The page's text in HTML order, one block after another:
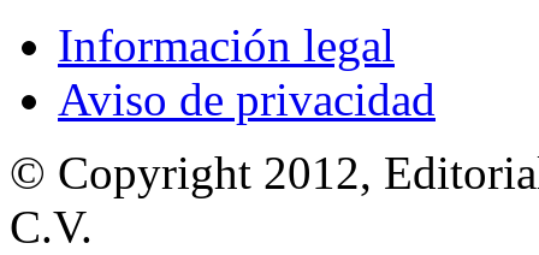
Información legal
Aviso de privacidad
© Copyright 2012,
C.V.